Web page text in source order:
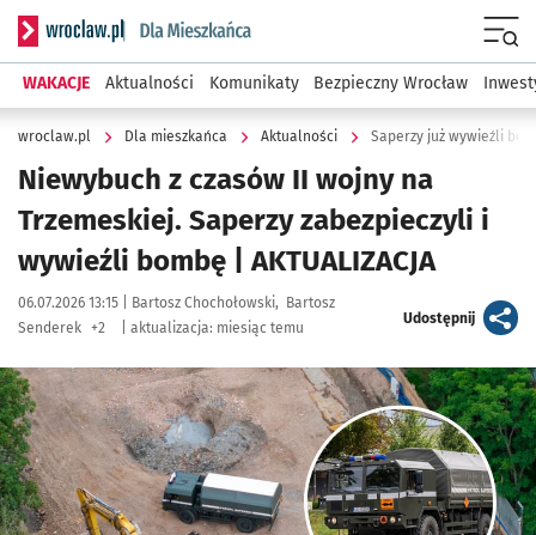
Serwis informacyjny wroclaw.pl podserwis: Dla mieszkańca
WAKACJE Aktualności Komunikaty Bezpieczny Wrocław
wroclaw.pl Dla mieszkańca Aktualności Saperzy już wywieźli
Niewybuch z czasów II wojny na
Trzemeskiej. Saperzy zabezpieczyli i
wywieźli bombę | AKTUALIZACJA
Data publikacji:
06.07.2026 13:15 | Autor:
Bartosz Chochołowski
Bartosz
Senderek +2 aktualizacja: miesiąc temu
Udostępnijartykuł
Kliknij, aby zobaczyć galerię
Kliknij, aby powiększyć